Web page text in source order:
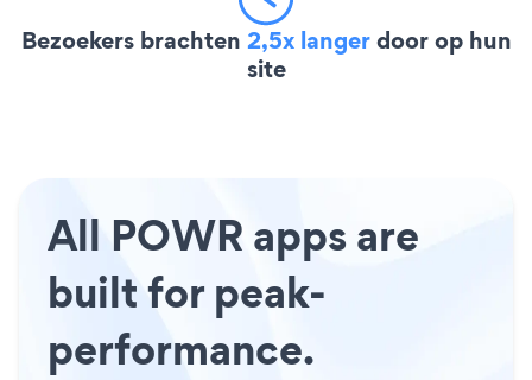
Bezoekers brachten 2,5x langerdoor op hun
site
All POWR apps are
built for peak-
performance.